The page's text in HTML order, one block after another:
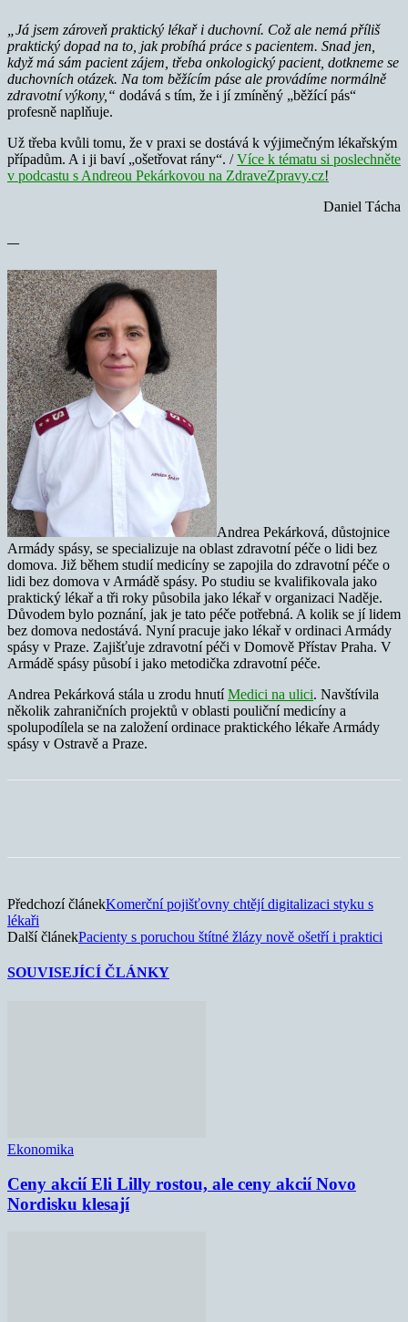
„Já jsem zároveň praktický lékař i duchovní. Což ale nemá příliš
praktický dopad na to, jak probíhá práce s pacientem. Snad jen,
když má sám pacient zájem, třeba onkologický pacient, dotkneme se
duchovních otázek. Na tom běžícím páse ale provádíme normálně
zdravotní výkony,“ dodává s tím, že i jí zmíněný „běžící pás“
profesně naplňuje.
Už třeba kvůli tomu, že v praxi se dostává k výjimečným lékařským
případům. A i ji baví „ošetřovat rány“. /Více k tématu si poslechněte
v podcastu s Andreou Pekárkovou na ZdraveZpravy.cz!
Daniel Tácha
—
Andrea Pekárková, důstojnice
Armády spásy, se specializuje na oblast zdravotní péče o lidi bez
domova. Již během studií medicíny se zapojila do zdravotní péče o
lidi bez domova v Armádě spásy. Po studiu se kvalifikovala jako
praktický lékař a tři roky působila jako lékař v organizaci Naděje.
Důvodem bylo poznání, jak je tato péče potřebná. A kolik se jí lidem
bez domova nedostává. Nyní pracuje jako lékař v ordinaci Armády
spásy v Praze. Zajišťuje zdravotní péči v Domově Přístav Praha. V
Armádě spásy působí i jako metodička zdravotní péče.
Andrea Pekárková stála u zrodu hnutíMedici na ulici. Navštívila
několik zahraničních projektů v oblasti pouliční medicíny a
spolupodílela se na založení ordinace praktického lékaře Armády
spásy v Ostravě a Praze.
Předchozí článekKomerční pojišťovny chtějí digitalizaci styku s
lékaři
Další článekPacienty s poruchou štítné žlázy nově ošetří i praktici
SOUVISEJÍCÍ ČLÁNKY
Ekonomika
Ceny akcií Eli Lilly rostou, ale ceny akcií Novo
Nordisku klesají